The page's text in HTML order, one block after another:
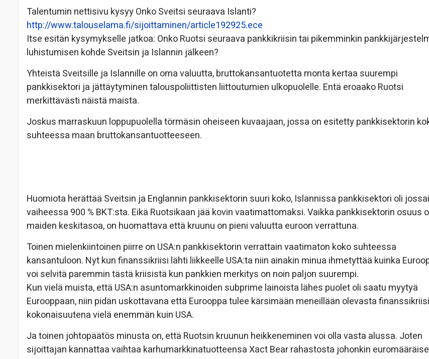
Talentumin nettisivu kysyy Onko Sveitsi seuraava Islanti?
http://www.talouselama.fi/sijoittaminen/article192925.ece
Itse esitän kysymykselle jatkoa: Onko Ruotsi seuraava pankkikriisin tai pikemminkin
luhistumisen kohde Sveitsin ja Islannin jälkeen?
Yhteistä Sveitsille ja Islannille on oma valuutta, bruttokansantuotetta monta kertaa suurempi
pankkisektori ja jättäytyminen talouspoliittisten liittoutumien ulkopuolelle. Entä eroaako Ruotsi
merkittävästi näistä maista.
Joskus marraskuun loppupuolella törmäsin oheiseen kuvaajaan, jossa on esitetty pankkisektorin
suhteessa maan bruttokansantuotteeseen.
Huomiota herättää Sveitsin ja Englannin pankkisektorin suuri koko, Islannissa pankkisektori oli
vaiheessa 900 % BKT:sta. Eikä Ruotsikaan jää kovin vaatimattomaksi. Vaikka pankkisektorin osuus
maiden keskitasoa, on huomattava että kruunu on pieni valuutta euroon verrattuna.
Toinen mielenkiintoinen piirre on USA:n pankkisektorin verrattain vaatimaton koko suhteessa
kansantuloon. Nyt kun finanssikriisi lähti liikkeelle USA:ta niin ainakin minua ihmetyttää kuinka
voi selvitä paremmin tästä kriisistä kun pankkien merkitys on noin paljon suurempi.
Kun vielä muista, että USA:n asuntomarkkinoiden subprime lainoista lähes puolet oli saatu myytyä
Eurooppaan, niin pidän uskottavana että Eurooppa tulee kärsimään meneillään olevasta
kokonaisuutena vielä enemmän kuin USA.
Ja toinen johtopäätös minusta on, että Ruotsin kruunun heikkeneminen voi olla vasta alussa. Joten
sijoittajan kannattaa vaihtaa karhumarkkinatuotteensa Xact Bear rahastosta johonkin